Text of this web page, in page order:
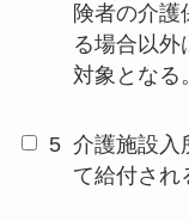
険者の介
る場合以外
対象となる。
5 介護施設入
て給付され